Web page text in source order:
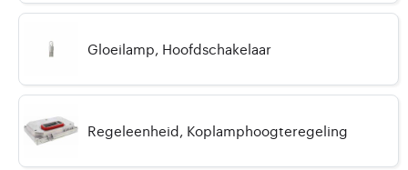
Gloeilamp, Hoofdschakelaar
Regeleenheid, Koplamphoogteregeling